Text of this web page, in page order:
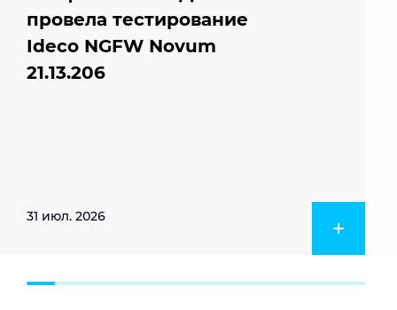
провела тестирование
Ideco NGFW Novum
21.13.206
31 июл. 2026